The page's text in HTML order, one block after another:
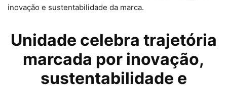
inovação e sustentabilidade da marca.
Unidade celebra trajetória
marcada por inovação,
sustentabilidade e